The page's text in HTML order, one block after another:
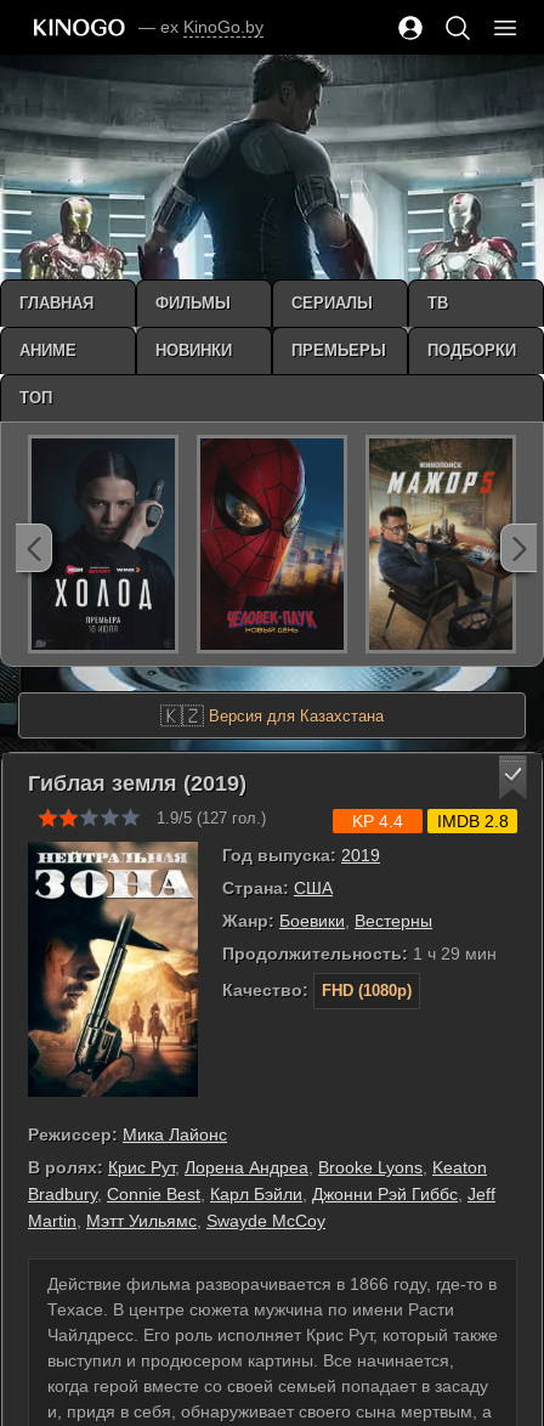
— ex KinoGo.by
🇰🇿 Версия для Казахстана
Гиблая земля (2019)
1.9/5 (127 гол.)
Год выпуска: 2019
Страна: США
Жанр: Боевики
Вестерны
Продолжительность: 1 ч 29 мин
Качество:
FHD (1080p)
KP 4.4 IMDB 2.8
Режиссер: Мика Лайонс
В ролях: Крис Рут, Лорена Андреа Brooke Lyons Keaton
Bradbury, Connie Best Карл Бэйли Джонни Рэй Гиббс Jeff
Martin
Мэтт Уильямс Swayde McCoy
Действие фильма разворачивается в 1866 году, где-то в
Техасе. В центре сюжета мужчина по имени Расти
Чайлдресс. Его роль исполняет Крис Рут, который также
выступил и продюсером картины. Все начинается,
когда герой вместе со своей семьей попадает в засаду
и, придя в себя, обнаруживает своего сына мертвым, а
ГЛАВНАЯ ФИЛЬМЫ СЕРИАЛЫ ТВ
АНИМЕ НОВИНКИ ПРЕМЬЕРЫ ПОДБОРКИ
ТОП